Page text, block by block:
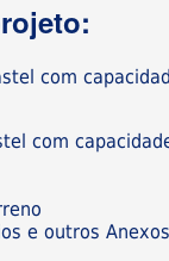
com
com
e outros